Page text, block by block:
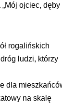
ojciec, dęby
rogalińskich
ludzi, którzy
dla
na skalę